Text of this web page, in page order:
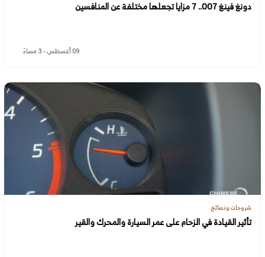
دونغ فينغ 007.. 7 مزايا تجعلها مختلفة عن المنافسين
09 أغسطس - 3 مساءً
شروحات ونصائح
تأثير القيادة في الزحام على عمر السيارة والمحرك والقير